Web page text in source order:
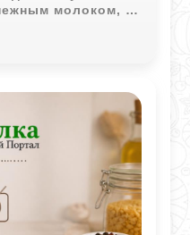
молоком, а
приятным в